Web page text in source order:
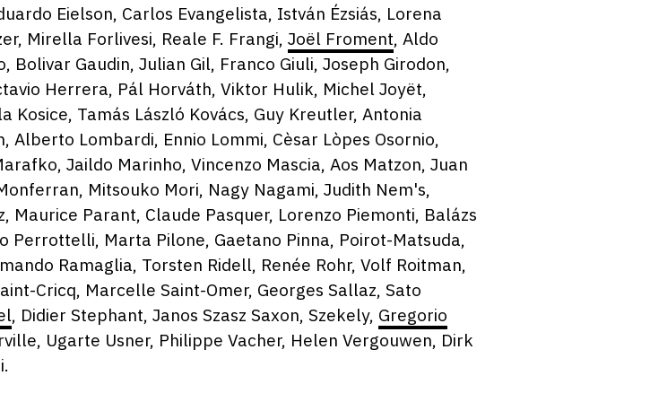
Eielson, Carlos Evangelista, István Ézsiás, Lorena
Mirella Forlivesi, Reale F. Frangi, Joël Froment, Aldo
Gaudin, Julian Gil, Franco Giuli, Joseph Girodon,
Herrera, Pál Horváth, Viktor Hulik, Michel Joyët,
Kosice, Tamás László Kovács, Guy Kreutler, Antonia
Alberto Lombardi, Ennio Lommi, Cèsar Lòpes Osornio,
Jaildo Marinho, Vincenzo Mascia, Aos Matzon, Juan
Mitsouko Mori, Nagy Nagami, Judith Nem's,
Parant, Claude Pasquer, Lorenzo Piemonti, Balázs
Perrottelli, Marta Pilone, Gaetano Pinna, Poirot-Matsuda,
Ramaglia, Torsten Ridell, Renée Rohr, Volf Roitman,
Cricq, Marcelle Saint-Omer, Georges Sallaz, Sato
, Didier Stephant, Janos Szasz Saxon, Szekely, Gregorio
Ugarte Usner, Philippe Vacher, Helen Vergouwen, Dirk